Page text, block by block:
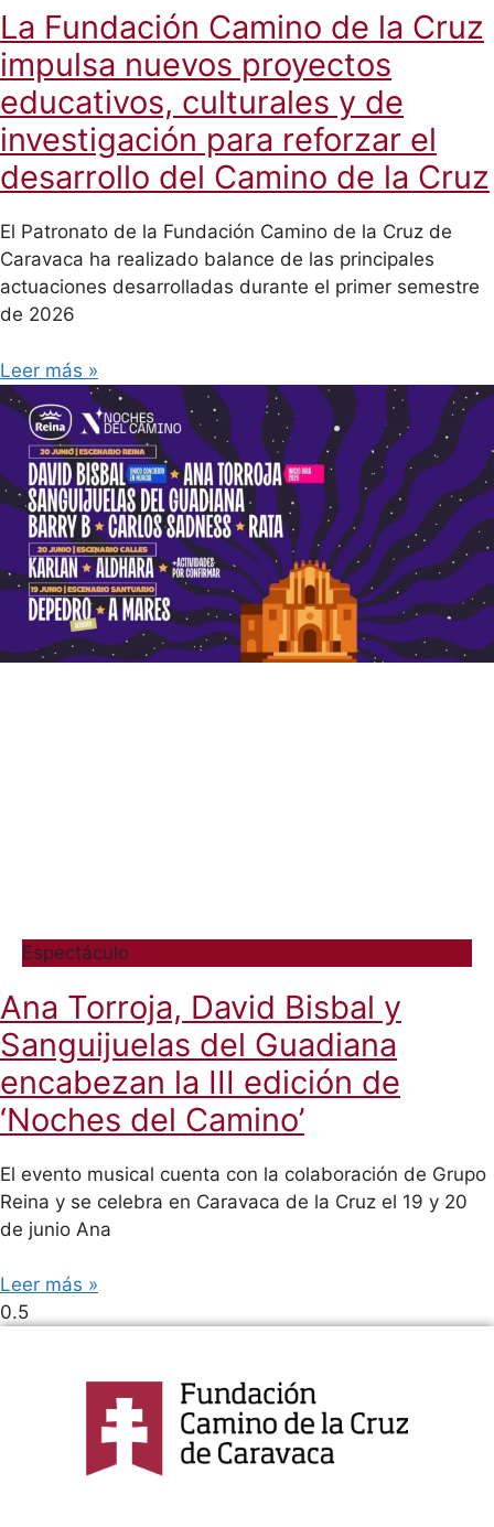
La Fundación Camino de la Cruz
impulsa nuevos proyectos
educativos, culturales y de
investigación para reforzar el
desarrollo del Camino de la Cruz
El Patronato de la Fundación Camino de la Cruz de
Caravaca ha realizado balance de las principales
actuaciones desarrolladas durante el primer semestre
de 2026
Leer más »
Espectáculo
Ana Torroja, David Bisbal y
Sanguijuelas del Guadiana
encabezan la III edición de
‘Noches del Camino’
El evento musical cuenta con la colaboración de Grupo
Reina y se celebra en Caravaca de la Cruz el 19 y 20
de junio Ana
Leer más »